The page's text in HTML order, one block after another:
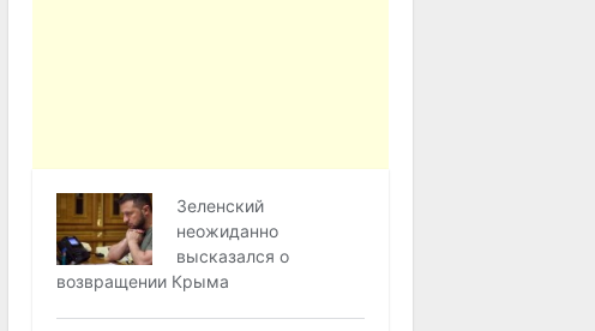
Зеленский
неожиданно
высказался о
возвращении Крыма